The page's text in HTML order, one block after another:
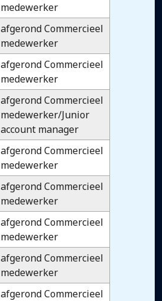
medewerker
afgerond Commercieel
medewerker
afgerond Commercieel
medewerker
afgerond Commercieel
medewerker/Junior
account manager
afgerond Commercieel
medewerker
afgerond Commercieel
medewerker
afgerond Commercieel
medewerker
afgerond Commercieel
medewerker
afgerond Commercieel